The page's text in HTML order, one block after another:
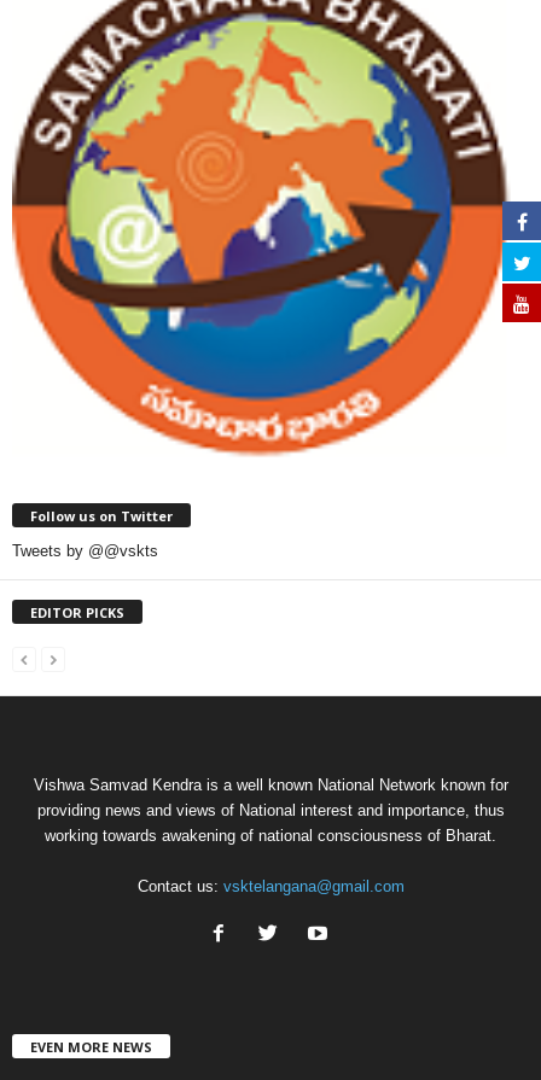
Follow us on Twitter
Tweets by @@vskts
EDITOR PICKS
Vishwa Samvad Kendra is a well known National Network known for
providing news and views of National interest and importance, thus
working towards awakening of national consciousness of Bharat.
Contact us: vsktelangana@gmail.com
EVEN MORE NEWS